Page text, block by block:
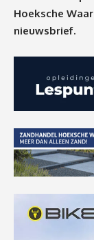
Hoeksche
nieuwsbrief.